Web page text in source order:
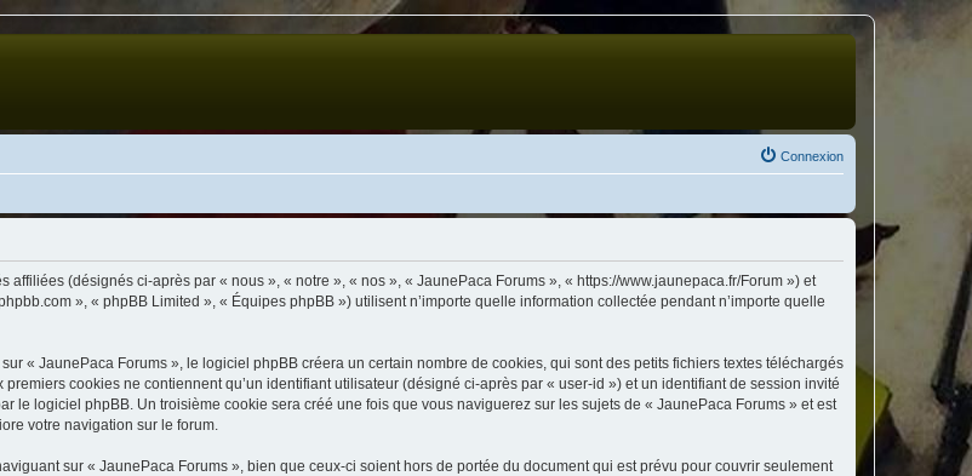
Connexion
(désignés ci-après par « nous », « notre », « nos », « JaunePaca Forums », « https://www.jaunepaca.fr/Forum ») et
», « phpBB Limited », « Équipes phpBB ») utilisent n’importe quelle information collectée pendant n’importe quelle
« JaunePaca Forums », le logiciel phpBB créera un certain nombre de cookies, qui sont des petits fichiers textes téléchargés
cookies ne contiennent qu’un identifiant utilisateur (désigné ci-après par « user-id ») et un identifiant de session invité
le logiciel phpBB. Un troisième cookie sera créé une fois que vous naviguerez sur les sujets de « JaunePaca Forums » et est
votre navigation sur le forum.
sur « JaunePaca Forums », bien que ceux-ci soient hors de portée du document qui est prévu pour couvrir seulement